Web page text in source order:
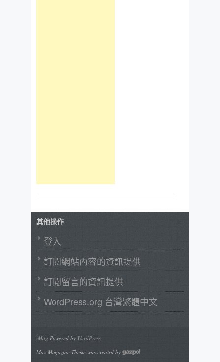
其他操作
登入
訂閱網站內容的資訊提供
訂閱留言的資訊提供
WordPress.org 台灣繁體中文
iMag Powered by WordPress
Max Magazine Theme was created by